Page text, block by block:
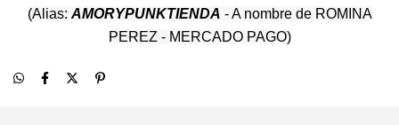
(Alias: AMORYPUNKTIENDA - A nombre de ROMINA
PEREZ - MERCADO PAGO)